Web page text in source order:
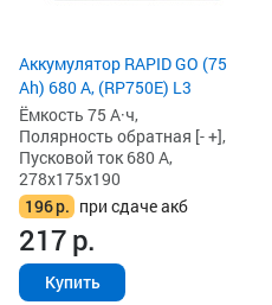
Аккумулятор RAPID GO (75
Ah) 680 А, (RP750E) L3
Ёмкость 75 А·ч,
Полярность обратная [- +],
Пусковой ток 680 А,
278x175x190
196р. при сдаче акб
217р.
Купить